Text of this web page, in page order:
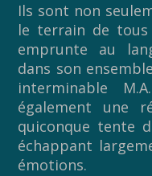
Ils sont non
le terrain de tous
emprunte au
dans son
interminable
également une
quiconque tente
échappant
émotions.